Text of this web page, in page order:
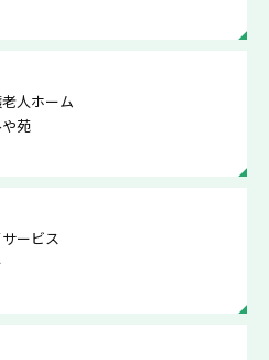
人ホーム
苑
ービス